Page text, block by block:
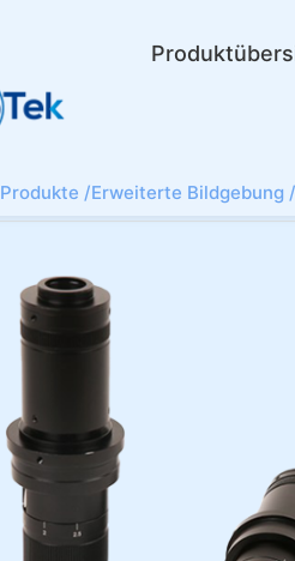
Produkte /Erweiterte Bildgebung /